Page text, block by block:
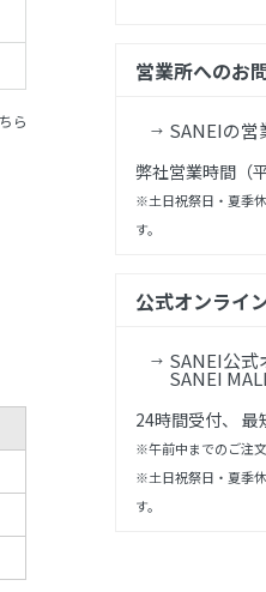
ら
営業所へのお
SANEIの営
弊社営業時間（
※土日祝祭日・夏季
す。
公式オンライ
SANEI公式
SANEI
24時間受付、 最
※午前中までのご注
※土日祝祭日・夏季
す。